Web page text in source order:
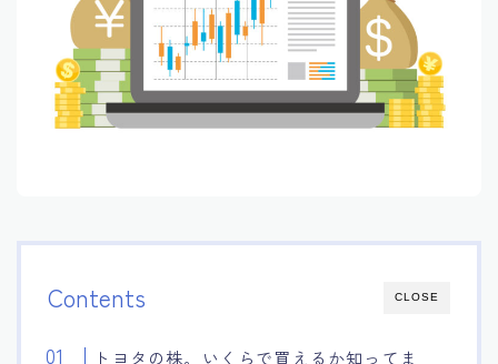
CLOSE
Contents
トヨタの株。いくらで買えるか知ってま